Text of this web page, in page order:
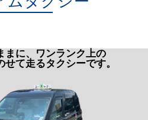
まに、ワンランク上の
て走るタクシーです。